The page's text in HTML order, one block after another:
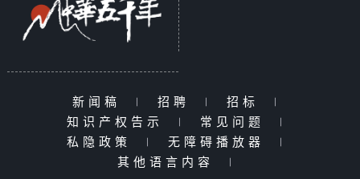
新闻稿 | 招聘 | 招标
|
知识产权告示
| 常见问题
|
私隐政策
| 无障碍播放器
|
其他语言内容
|